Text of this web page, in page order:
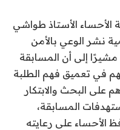
الأحساء الأستاذ طواشي
نشر الوعي بالأمن
مشيرًا إلى أن المسابقة
في تعميق فهم الطلبة
على البحث والابتكار
المسابقة،
الأحساء على رعايته